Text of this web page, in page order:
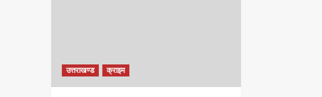
उत्तराखण्ड क्राइम